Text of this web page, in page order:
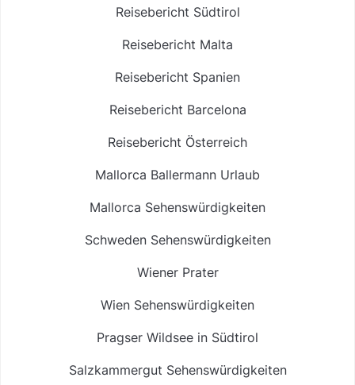
Reisebericht Südtirol
Reisebericht Malta
Reisebericht Spanien
Reisebericht Barcelona
Reisebericht Österreich
Mallorca Ballermann Urlaub
Mallorca Sehenswürdigkeiten
Schweden Sehenswürdigkeiten
Wiener Prater
Wien Sehenswürdigkeiten
Pragser Wildsee in Südtirol
Salzkammergut Sehenswürdigkeiten